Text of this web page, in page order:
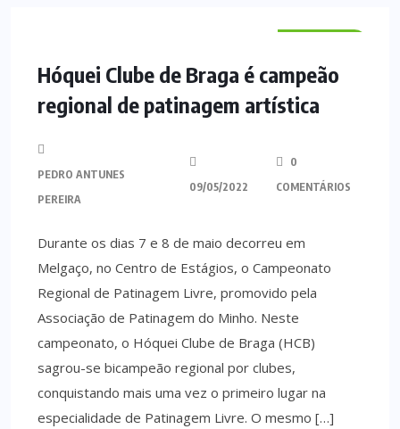
Hóquei Clube de Braga é campeão
regional de patinagem artística
PEDRO ANTUNES
PEREIRA
09/05/2022
0
COMENTÁRIOS
Durante os dias 7 e 8 de maio decorreu em
Melgaço, no Centro de Estágios, o Campeonato
Regional de Patinagem Livre, promovido pela
Associação de Patinagem do Minho. Neste
campeonato, o Hóquei Clube de Braga (HCB)
sagrou-se bicampeão regional por clubes,
conquistando mais uma vez o primeiro lugar na
especialidade de Patinagem Livre. O mesmo […]